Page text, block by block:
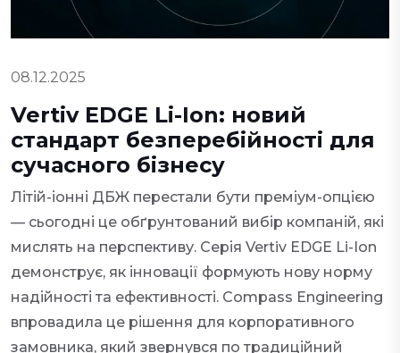
08.12.2025
Vertiv EDGE Li-Ion: новий
стандарт безперебійності для
сучасного бізнесу
Літій-іонні ДБЖ перестали бути преміум-опцією
— сьогодні це обґрунтований вибір компаній, які
мислять на перспективу. Серія Vertiv EDGE Li-Ion
демонструє, як інновації формують нову норму
надійності та ефективності. Compass Engineering
впровадила це рішення для корпоративного
замовника, який звернувся по традиційний